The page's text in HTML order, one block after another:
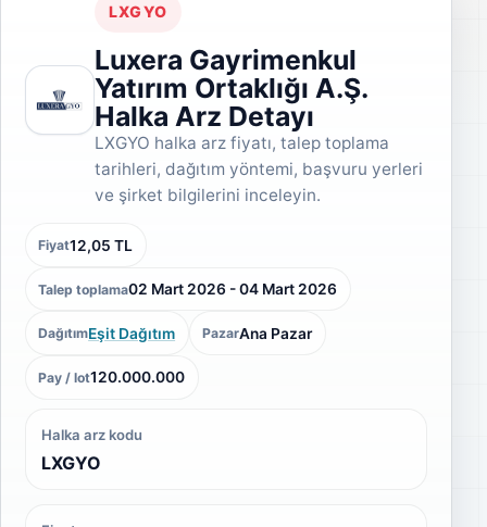
LXGYO
Luxera Gayrimenkul
Yatırım Ortaklığı A.Ş.
Halka Arz Detayı
LXGYO halka arz fiyatı, talep toplama
tarihleri, dağıtım yöntemi, başvuru yerleri
ve şirket bilgilerini inceleyin.
Fiyat12,05 TL
Talep toplama02 Mart 2026 - 04 Mart 2026
DağıtımEşit Dağıtım PazarAna Pazar
Pay / lot120.000.000
Halka arz kodu
LXGYO